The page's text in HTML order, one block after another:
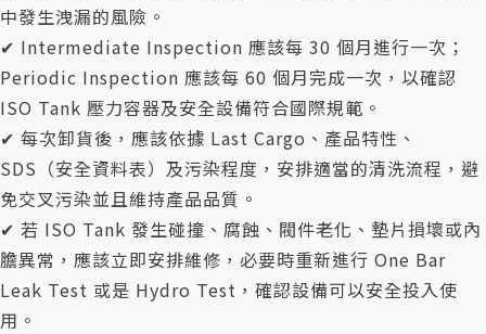
中發生洩漏的風險。
✔ Intermediate Inspection 應該每 30 個月進行一次；
Periodic Inspection 應該每 60 個月完成一次，以確認
ISO Tank 壓力容器及安全設備符合國際規範。
✔ 每次卸貨後，應該依據 Last Cargo、產品特性、
SDS（安全資料表）及污染程度，安排適當的清洗流程，避
免交叉污染並且維持產品品質。
✔ 若 ISO Tank 發生碰撞、腐蝕、閥件老化、墊片損壞或內
膽異常，應該立即安排維修，必要時重新進行 One Bar
Leak Test 或是 Hydro Test，確認設備可以安全投入使
用。